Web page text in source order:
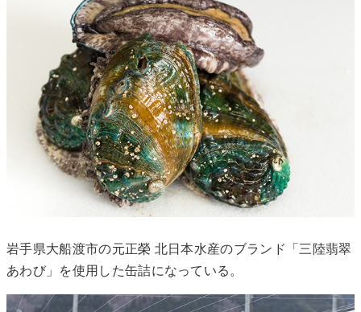
岩手県大船渡市の元正榮 北日本水産のブランド「三陸翡翠
あわび」を使用した缶詰になっている。